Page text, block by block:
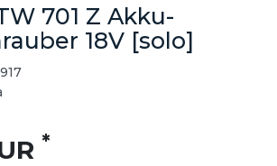
701 Z Akku-
18V [solo]
*